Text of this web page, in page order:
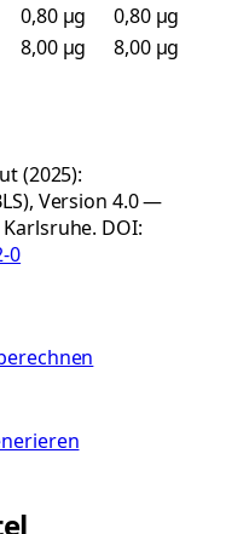
0,80 µg
0,80 µg
8,00 µg
8,00 µg
(2025):
Version 4.0 —
DOI:
0